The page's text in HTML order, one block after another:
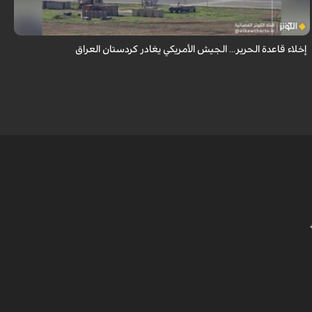
إخلاء قاعدة الحرير... الجيش الأمريكي يغادر كردستان العراق